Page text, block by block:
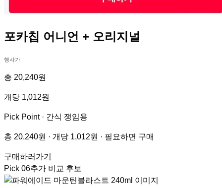
포카칩 어니언 + 오리지널
행사가
총 20,240원
개당 1,012원
Pick Point · 간식 쟁임용
총 20,240원 · 개당 1,012원 · 필요하면 구매
구매하러가기
Pick 06추가 비교 후보